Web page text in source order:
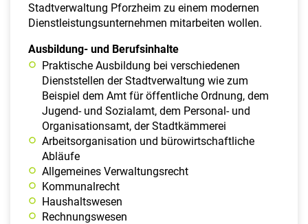
Stadtverwaltung Pforzheim zu einem modernen
Dienstleistungsunternehmen mitarbeiten wollen.
Ausbildung- und Berufsinhalte
Praktische Ausbildung bei verschiedenen
Dienststellen der Stadtverwaltung wie zum
Beispiel dem Amt für öffentliche Ordnung, dem
Jugend- und Sozialamt, dem Personal- und
Organisationsamt, der Stadtkämmerei
Arbeitsorganisation und bürowirtschaftliche
Abläufe
Allgemeines Verwaltungsrecht
Kommunalrecht
Haushaltswesen
Rechnungswesen